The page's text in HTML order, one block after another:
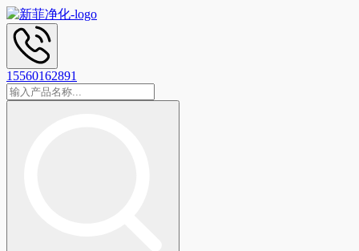
15560162891